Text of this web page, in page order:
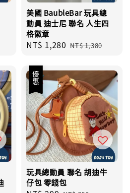
美國 BaubleBar 玩具總
動員 迪士尼 聯名 人生四
格徽章
Sale
NT$ 1,280 Regular
NT$ 1,380
優惠
玩具總動員 聯名 胡迪牛
仔包 零錢包